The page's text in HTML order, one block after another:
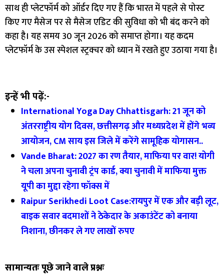
साथ ही प्लेटफॉर्म को ऑर्डर दिए गए हैं कि भारत में पहले से पोस्ट
किए गए मैसेज पर से मैसेज एडिट की सुविधा को भी बंद करने को
कहा है। यह समय 30 जून 2026 को समाप्त होगा। यह कदम
प्लेटफॉर्म के उस स्पेशल स्ट्रक्चर को ध्यान में रखते हुए उठाया गया है।
इन्हें भी पढ़ें:-
International Yoga Day Chhattisgarh: 21 जून को
अंतरराष्ट्रीय योग दिवस, छत्तीसगढ़ और मध्यप्रदेश में होंगे भव्य
आयोजन, CM साय इस जिले में करेंगे सामूहिक योगासन..
Vande Bharat: 2027 का रण तैयार, माफिया पर वार! योगी
ने चला अपना चुनावी ट्रंप कार्ड, क्या चुनावी में माफिया मुक्त
यूपी का मुद्दा रहेगा फॉक्स में
Raipur Serikhedi Loot Case:रायपुर में एक और बड़ी लूट,
बाइक सवार बदमाशों ने ठेकेदार के अकाउंटेंट को बनाया
निशाना, छीनकर ले गए लाखों रुपए
सामान्यतः पूछे जाने वाले प्रश्नः